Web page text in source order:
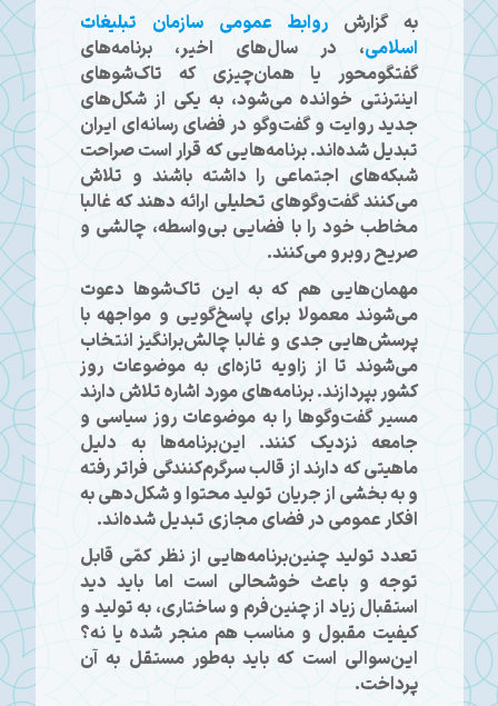
به گزارش روابط عمومی سازمان تبلیغات
اسلامی، در سال‌های اخیر، برنامه‌های
گفتگومحور یا همان‌چیزی که تاک‌شوهای
اینترنتی خوانده می‌شود، به یکی از شکل‌های
جدید روایت و گفت‌وگو در فضای رسانه‌ای ایران
تبدیل شده‌اند. برنامه‌هایی که قرار است صراحت
شبکه‌های اجتماعی را داشته باشند و تلاش
می‌کنند گفت‌وگوهای تحلیلی ارائه دهند که غالبا
مخاطب خود را با فضایی بی‌واسطه، چالشی و
صریح روبرو می‌کنند.
مهمان‌هایی هم که به این تاک‌شوها دعوت
می‌شوند معمولا برای پاسخ‌گویی و مواجهه با
پرسش‌هایی جدی و غالبا چالش‌برانگیز انتخاب
می‌شوند تا از زاویه تازه‌ای به موضوعات روز
کشور بپردازند. برنامه‌های مورد اشاره تلاش دارند
مسیر گفت‌وگوها را به موضوعات روز سیاسی و
جامعه نزدیک کنند. این‌برنامه‌ها به دلیل
ماهیتی که دارند از قالب سرگرم‌کنندگی فراتر رفته
و به بخشی از جریان تولید محتوا و شکل‌دهی به
افکار عمومی در فضای مجازی تبدیل شده‌اند.
تعدد تولید چنین‌برنامه‌هایی از نظر کمّی قابل
توجه و باعث خوشحالی است اما باید دید
استقبال زیاد از چنین‌فرم و ساختاری، به تولید و
کیفیت مقبول و مناسب هم منجر شده یا نه؟
این‌سوالی است که باید به‌طور مستقل به آن‌
پرداخت.